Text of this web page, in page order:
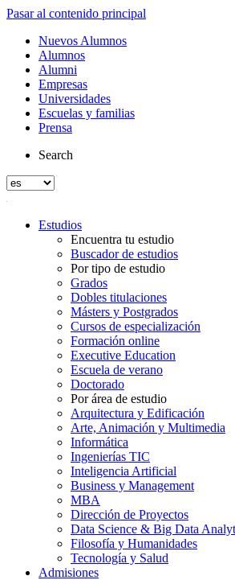
Pasar al contenido principal
Nuevos Alumnos
Alumnos
Alumni
Empresas
Universidades
Escuelas y familias
Prensa
Search
Estudios
Encuentra tu estudio
Buscador de estudios
Por tipo de estudio
Grados
Dobles titulaciones
Másters y Postgrados
Cursos de especialización
Formación online
Executive Education
Escuela de verano
Doctorado
Por área de estudio
Arquitectura y Edificación
Arte, Animación y Multimedia
Informática
Ingenierías TIC
Inteligencia Artificial
Business y Management
MBA
Dirección de Proyectos
Data Science & Big Data
Filosofía y Humanidades
Tecnología y Salud
Admisiones